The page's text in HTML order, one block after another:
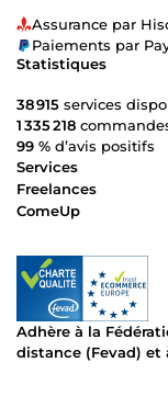
Assurance par
Paiements par
Statistiques
38 915 services
1 335 218
99 % d’avis positifs
Services
Freelances
ComeUp
Adhère à la
distance (Fevad) et